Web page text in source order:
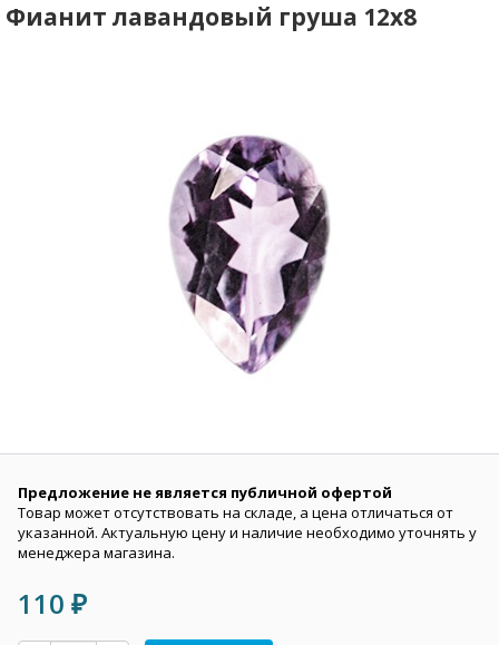
Фианит лавандовый груша 12х8
Предложение не является публичной офертой
Товар может отсутствовать на складе, а цена отличаться от
указанной. Актуальную цену и наличие необходимо уточнять у
менеджера магазина.
110 ₽